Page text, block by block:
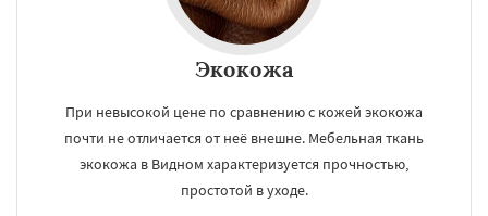
Экокожа
При невысокой цене по сравнению с кожей экокожа
почти не отличается от неё внешне. Мебельная ткань
экокожа в Видном характеризуется прочностью,
простотой в уходе.